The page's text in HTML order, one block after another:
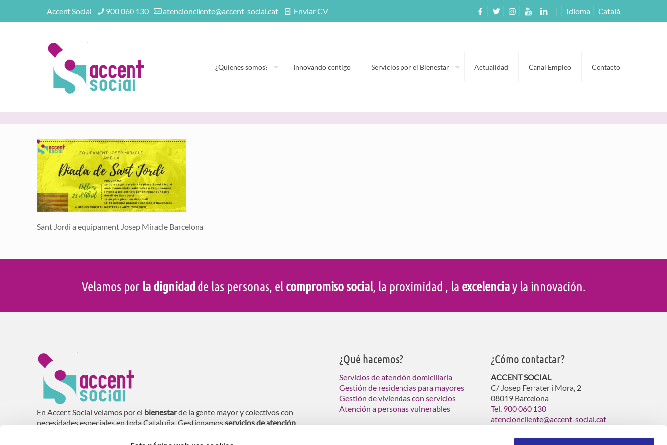
Accent Social 900 060 130 atencioncliente@accent-social.cat Enviar CV | Idioma Català
¿Quienes somos? Innovando contigo Servicios por el Bienestar Actualidad Canal Empleo Contacto
Sant Jordi a equipament Josep Miracle Barcelona
Velamos por la dignidadde las personas, el compromiso social, la proximidad , la excelenciay la innovación.
En Accent Social velamos por el bienestarde la gente mayor y colectivos con
necesidades especiales en toda Cataluña. Gestionamosservicios de atención
¿Qué hacemos?
Servicios de atención domiciliaria
Gestión de residencias para mayores
Gestión de viviendas con servicios
Atención a personas vulnerables
¿Cómo contactar?
ACCENT SOCIAL
C/ Josep Ferrater i Mora, 2
08019 Barcelona
Tel. 900 060 130
atencioncliente@accent-social.cat